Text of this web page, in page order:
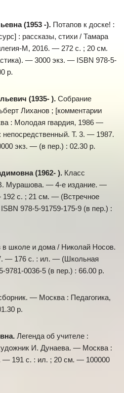
(1953 -). Потапов к доске! :
: рассказы, стихи / Тамара
М, 2016. — 272 с. ; 20 см.
— 3000 экз. — ISBN 978-5-
р.
(1935- ). Собрание
Лиханов ; [комментарии
: Молодая гвардия, 1986 —
Т. 3. — 1987.
экз. — (в пер.) : 02.30 р.
(1962- ). Класс
Мурашова. — 4-е издание. —
с. ; 21 см. — (Встречное
978-5-91759-175-9 (в пер.) :
школе и дома / Николай Носов.
— 176 с. : ил. — (Школьная
0036-5 (в пер.) : 66.00 р.
— Москва : Педагогика,
р.
Легенда об учителе :
И. Дунаева. — Москва :
— 191 с. : ил. ; 20 см. — 100000